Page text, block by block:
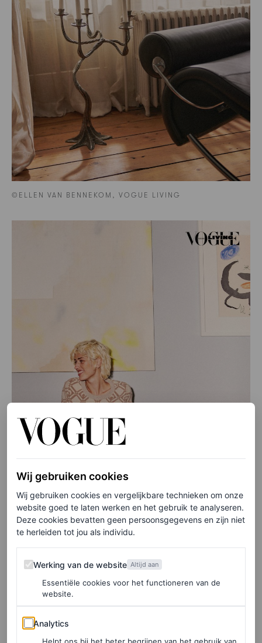
©ELLEN VAN BENNEKOM, VOGUE LIVING
©ELLEN VAN BENNEKOM, VOGUE LIVING
Magische plek
Het stel deelt een passie voor mode, zijn beroemd en
Wij gebruiken cookies
Wij gebruiken cookies en vergelijkbare technieken om onze
website goed te laten werken en het gebruik te analyseren.
Deze cookies bevatten geen persoonsgegevens en zijn niet
te herleiden tot jou als individu.
Werking van de website
Werking van de website Altijd aan
Essentiële cookies voor het functioneren van de
website.
Analytics
Analytics